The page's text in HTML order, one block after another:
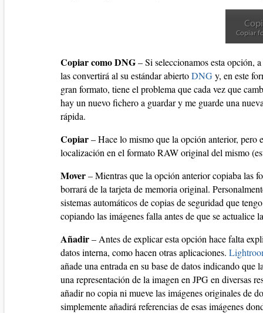
Copiar como DNG– Si seleccionamos esta opción,
las convertirá al su estándar abiertoDNGy, en este
gran formato, tiene el problema que cada vez que
hay un nuevo fichero a guardar y me guarde una
rápida.
Copiar– Hace lo mismo que la opción anterior, pero
localización en el formato RAW original del mismo
Mover– Mientras que la opción anterior copiaba las
borrará de la tarjeta de memoria original.
sistemas automáticos de copias de seguridad que
copiando las imágenes falla antes de que se actualice
Añadir– Antes de explicar esta opción hace falta
datos interna, como hacen otras aplicaciones.
añade una entrada en su base de datos indicando
una representación de la imagen en JPG en diversas
añadir no copia ni mueve las imágenes originales de
simplemente añadirá referencias de esas imágenes